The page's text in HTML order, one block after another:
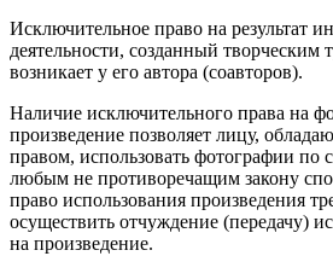
Исключительное право на результат
деятельности, созданный творческим
возникает у его автора (соавторов).
Наличие исключительного права на
произведение позволяет лицу,
правом, использовать фотографии по
любым не противоречащим закону
право использования произведения
осуществить отчуждение (передачу)
на произведение.